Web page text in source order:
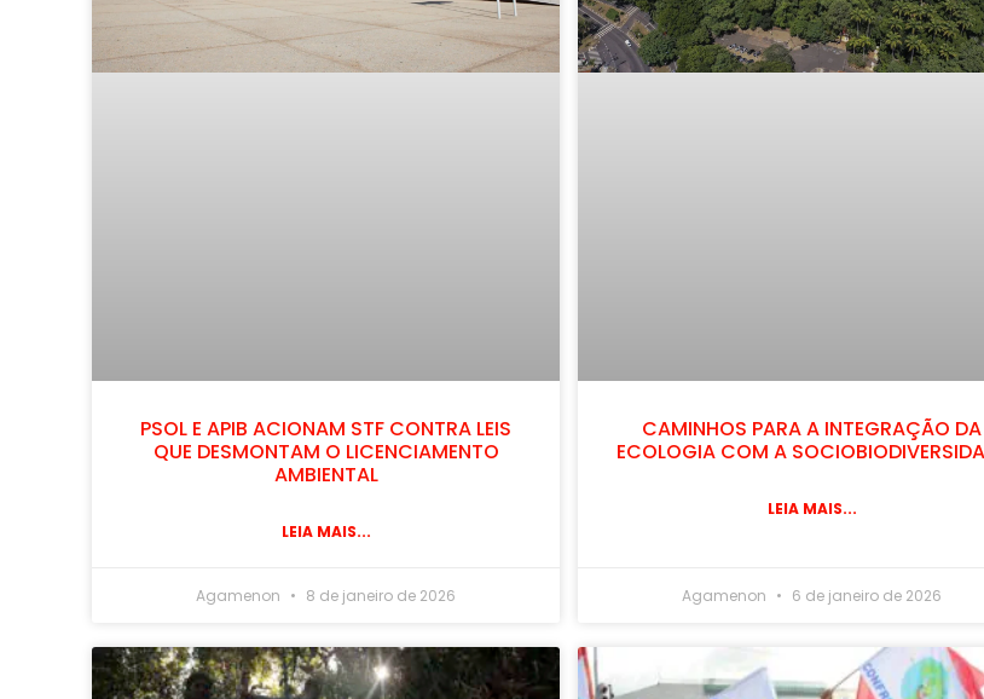
PSOL E APIB ACIONAM STF CONTRA LEIS
QUE DESMONTAM O LICENCIAMENTO
AMBIENTAL
LEIA MAIS...
Agamenon 8 de janeiro de 2026
CAMINHOS PARA A INTEGRAÇÃO DA
ECOLOGIA COM A
LEIA MAIS...
Agamenon 6 de janeiro de 2026